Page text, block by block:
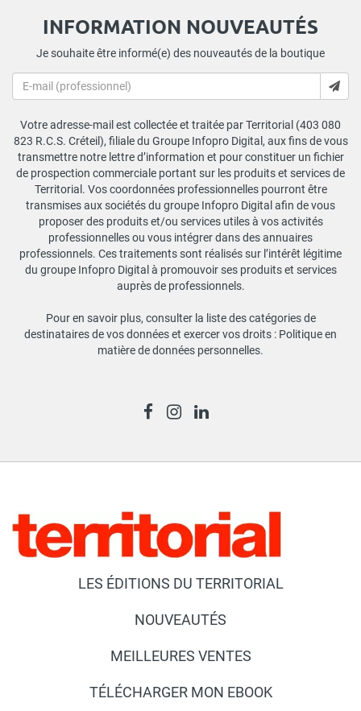
INFORMATION NOUVEAUTÉS
Je souhaite être informé(e) des nouveautés de la boutique
Votre adresse-mail est collectée et traitée par Territorial (403 080
823 R.C.S. Créteil), filiale du Groupe Infopro Digital, aux fins de vous
transmettre notre lettre d’information et pour constituer un fichier
de prospection commerciale portant sur les produits et services de
Territorial. Vos coordonnées professionnelles pourront être
transmises aux sociétés du groupe Infopro Digital afin de vous
proposer des produits et/ou services utiles à vos activités
professionnelles ou vous intégrer dans des annuaires
professionnels. Ces traitements sont réalisés sur l’intérêt légitime
du groupe Infopro Digital à promouvoir ses produits et services
auprès de professionnels.
Pour en savoir plus, consulter la liste des catégories de
destinataires de vos données et exercer vos droits : Politique en
matière de données personnelles.
LES ÉDITIONS DU TERRITORIAL
NOUVEAUTÉS
MEILLEURES VENTES
TÉLÉCHARGER MON EBOOK